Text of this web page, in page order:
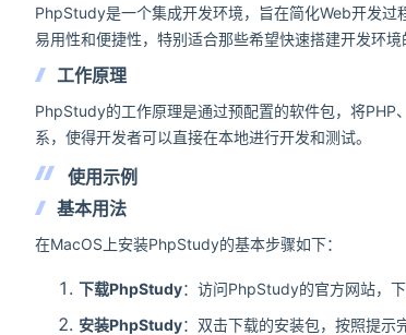
PhpStudy是一个集成开发环境，旨在简化Web开发
易用性和便捷性，特别适合那些希望快速搭建开发环境
工作原理
PhpStudy的工作原理是通过预配置的软件包，将
系，使得开发者可以直接在本地进行开发和测试。
使用示例
基本用法
在MacOS上安装PhpStudy的基本步骤如下：
下载PhpStudy：访问PhpStudy的官方网站，
安装PhpStudy：双击下载的安装包，按照提示